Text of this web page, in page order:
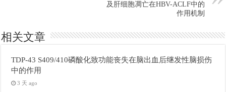
及肝细胞凋亡在HBV-ACLF中的
作用机制
相关文章
TDP-43 S409/410磷酸化致功能丧失在脑出血后继发性脑损伤
中的作用
3 天 ago